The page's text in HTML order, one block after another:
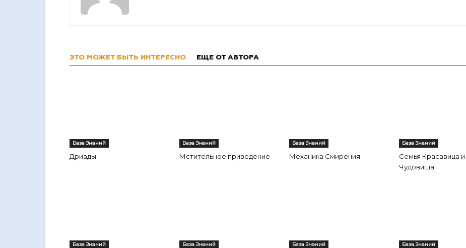
ЭТО МОЖЕТ БЫТЬ ИНТЕРЕСНО ЕЩЕ ОТ АВТОРА
База Знаний
Дриады
База Знаний
Мстительное приведение
База Знаний
Механика Смирения
База Знаний
Семья Красавица и
Чудовища
База Знаний База Знаний База Знаний База Знаний